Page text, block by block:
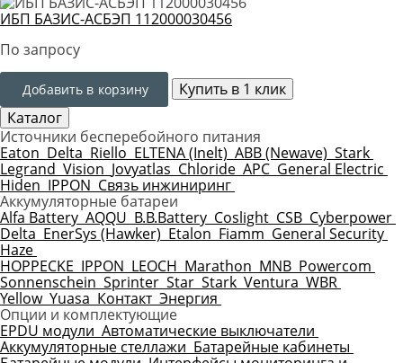
ИБП БАЗИС-АСБЭП 112000030456
По запросу
Добавить в корзину
Купить в 1 клик
Каталог
Источники бесперебойного питания
Eaton Delta Riello ELTENA (Inelt) ABB (Newave) Stark
Legrand Vision Jovyatlas Chloride APC General Electric
Hiden IPPON Связь инжиниринг
Аккумуляторные батареи
Alfa Battery AQQU B.B.Battery Coslight CSB Cyberpower
Delta EnerSys (Hawker) Etalon Fiamm General Security
Haze
HOPPECKE IPPON LEOCH Marathon MNB Powercom
Sonnenschein Sprinter Star Stark Ventura WBR
Yellow Yuasa Контакт Энергия
Опции и комплектующие
EPDU модули Автоматические выключатели
Аккумуляторные стеллажи Батарейные кабинеты